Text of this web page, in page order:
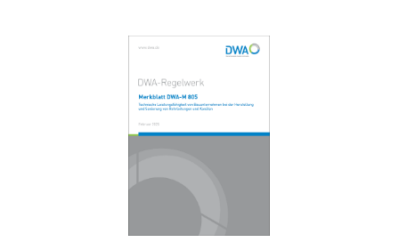
Bildergalerie überspringen